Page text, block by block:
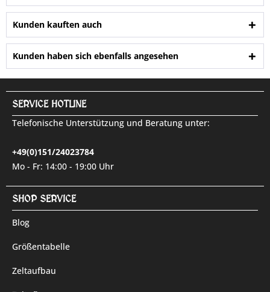
Kunden kauften auch
Kunden haben sich ebenfalls angesehen
SERVICE HOTLINE
Telefonische Unterstützung und Beratung unter:
+49(0)151/24023784
Mo - Fr: 14:00 - 19:00 Uhr
SHOP SERVICE
Blog
Größentabelle
Zeltaufbau